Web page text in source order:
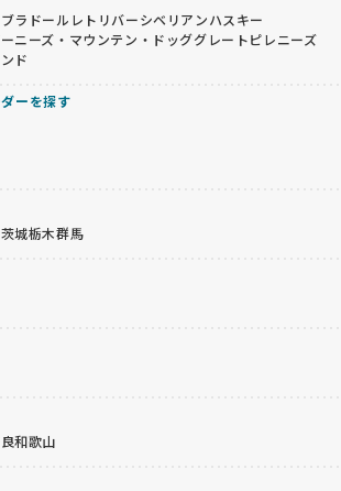
ラドールレトリバーシベリアンハスキー
ニーズ・マウンテン・ドッググレートピレニーズ
ド
ーを探す
茨城栃木群馬
和歌山